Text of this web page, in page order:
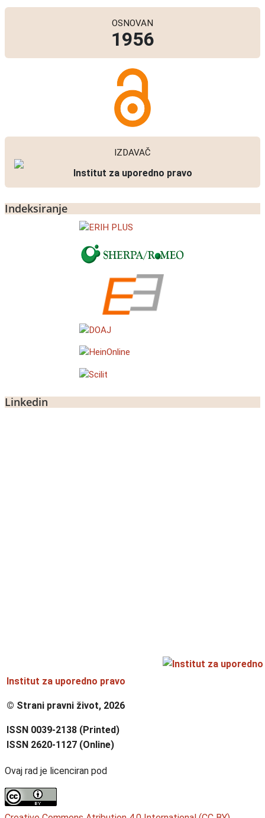
OSNOVAN
1956
IZDAVAČ
Institut za uporedno pravo
Indeksiranje
Linkedin
Institut za uporedno pravo
© Strani pravni život, 2026
ISSN 0039-2138 (Printed)
ISSN 2620-1127 (Online)
Ovaj rad je licenciran pod